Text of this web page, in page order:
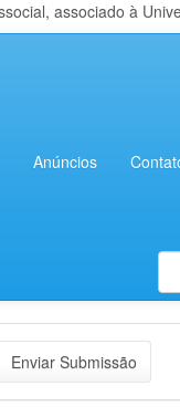
associado à
Anúncios
Enviar Submissão